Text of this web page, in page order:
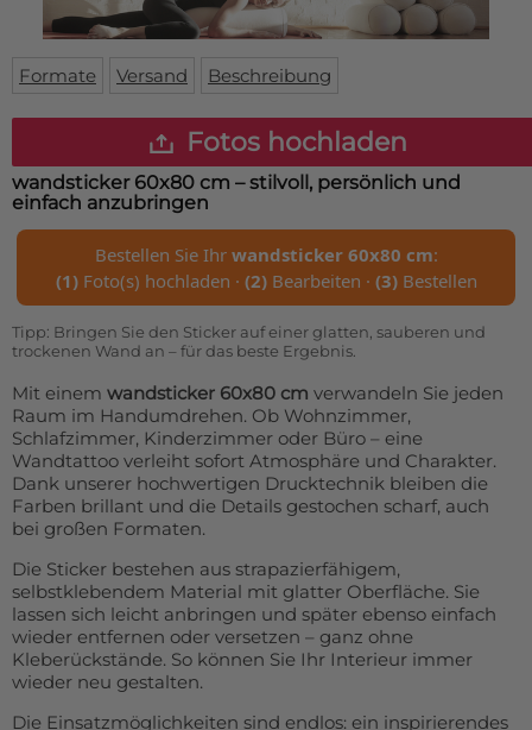
Fußmatte
Bodenmatte
Custom skateboard deck
Über uns
Login
WhatsApp
Formate Versand Beschreibung
Fotos hochladen
wandsticker 60x80 cm – stilvoll, persönlich und
einfach anzubringen
Bestellen Sie Ihr wandsticker 60x80 cm:
(1)Foto(s) hochladen · (2)Bearbeiten · (3)Bestellen
Tipp: Bringen Sie den Sticker auf einer glatten, sauberen und
trockenen Wand an – für das beste Ergebnis.
Mit einem wandsticker 60x80 cm verwandeln Sie jeden
Raum im Handumdrehen. Ob Wohnzimmer,
Schlafzimmer, Kinderzimmer oder Büro – eine
Wandtattoo verleiht sofort Atmosphäre und Charakter.
Dank unserer hochwertigen Drucktechnik bleiben die
Farben brillant und die Details gestochen scharf, auch
bei großen Formaten.
Die Sticker bestehen aus strapazierfähigem,
selbstklebendem Material mit glatter Oberfläche. Sie
lassen sich leicht anbringen und später ebenso einfach
wieder entfernen oder versetzen – ganz ohne
Kleberückstände. So können Sie Ihr Interieur immer
wieder neu gestalten.
Die Einsatzmöglichkeiten sind endlos: ein inspirierendes